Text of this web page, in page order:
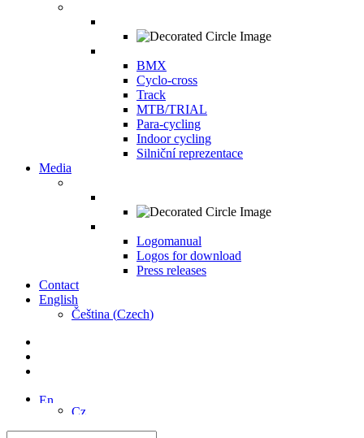
BMX
Cyclo-cross
Track
MTB/TRIAL
Para-cycling
Indoor cycling
Silniční reprezentace
Media
Logomanual
Logos for download
Press releases
Contact
English
Čeština (Czech)